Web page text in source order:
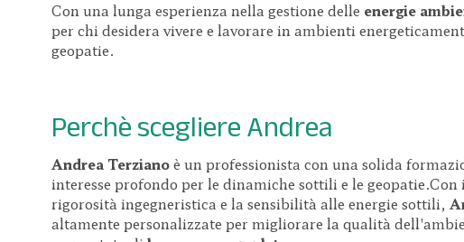
Con una lunga esperienza nella gestione delle energie
per chi desidera vivere e lavorare in ambienti
geopatie.
Perchè scegliere Andrea
Andrea Terzianoè un professionista con una solida
interesse profondo per le dinamiche sottili e le
rigorosità ingegneristica e la sensibilità alle energie sottili,
altamente personalizzate per migliorare la qualità